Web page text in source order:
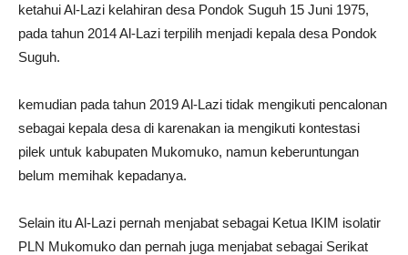
ketahui Al-Lazi kelahiran desa Pondok Suguh 15 Juni 1975,
pada tahun 2014 Al-Lazi terpilih menjadi kepala desa Pondok
Suguh.
kemudian pada tahun 2019 Al-Lazi tidak mengikuti pencalonan
sebagai kepala desa di karenakan ia mengikuti kontestasi
pilek untuk kabupaten Mukomuko, namun keberuntungan
belum memihak kepadanya.
Selain itu Al-Lazi pernah menjabat sebagai Ketua IKIM isolatir
PLN Mukomuko dan pernah juga menjabat sebagai Serikat